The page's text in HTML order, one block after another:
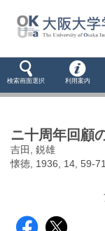
検索画面選択 利用案内
ニ十周年回顧
吉田, 鋭雄
懐徳, 1936, 14, 59-71